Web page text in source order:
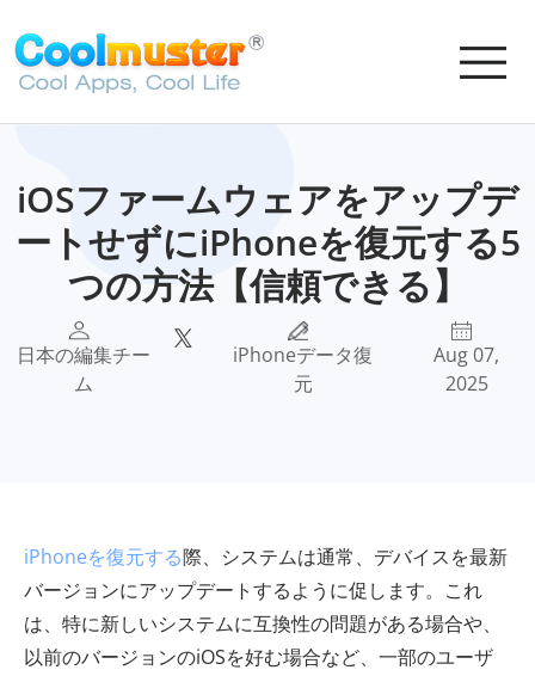
iOSファームウェアをアップデ
ートせずにiPhoneを復元する5
つの方法【信頼できる】
日本の編集チー
ム
iPhoneデータ復
元
Aug 07,
2025
iPhoneを復元する際、システムは通常、デバイスを最新
バージョンにアップデートするように促します。これ
は、特に新しいシステムに互換性の問題がある場合や、
以前のバージョンのiOSを好む場合など、一部のユーザ